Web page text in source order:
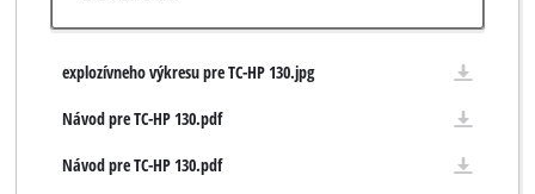
explozívneho výkresu pre TC-HP 130.jpg
Návod pre TC-HP 130.pdf
Návod pre TC-HP 130.pdf